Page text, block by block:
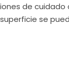
de
se